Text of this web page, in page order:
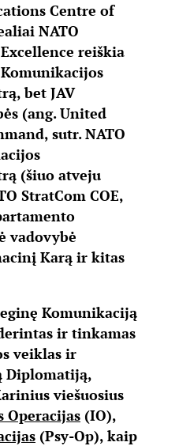
Centre of
NATO
reiškia
bet JAV
(ang. United
sutr. NATO
(šiuo atveju
StratCom COE,
vadovybė
Karą ir kitas
Komunikaciją
ir tinkamas
veiklas ir
Diplomatiją,
viešuosius
Operacijas (IO),
(Psy-Op), kaip